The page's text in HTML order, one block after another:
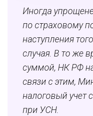
Иногда
по страховому
наступления
случая. В то же
суммой, НК РФ
связи с этим,
налоговый учет
при УСН.